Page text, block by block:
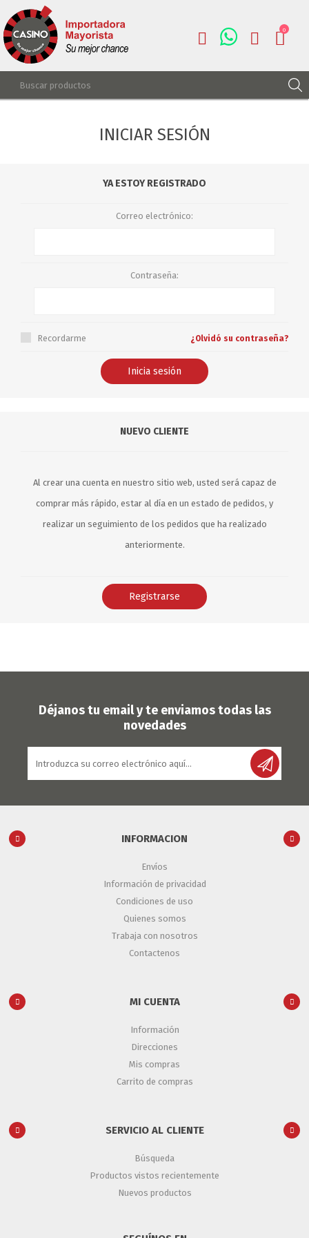
0
INICIAR SESIÓN
YA ESTOY REGISTRADO
Correo electrónico:
Contraseña:
Recordarme ¿Olvidó su contraseña?
NUEVO CLIENTE
Al crear una cuenta en nuestro sitio web, usted será capaz de
comprar más rápido, estar al día en un estado de pedidos, y
realizar un seguimiento de los pedidos que ha realizado
anteriormente.
Déjanos tu email y te enviamos todas las
novedades
INFORMACION
Envíos
Información de privacidad
Condiciones de uso
Quienes somos
Trabaja con nosotros
Contactenos
MI CUENTA
Información
Direcciones
Mis compras
Carrito de compras
SERVICIO AL CLIENTE
Búsqueda
Productos vistos recientemente
Nuevos productos